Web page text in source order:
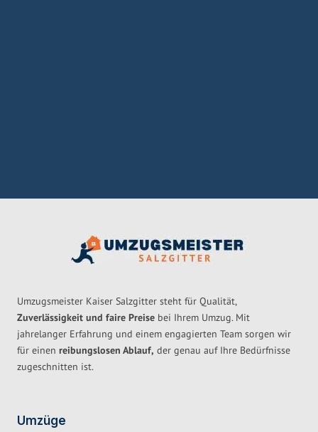
Umzugsmeister Kaiser Salzgitter steht für Qualität,
Zuverlässigkeit und faire Preise bei Ihrem Umzug. Mit
jahrelanger Erfahrung und einem engagierten Team sorgen wir
für einen reibungslosen Ablauf, der genau auf Ihre Bedürfnisse
zugeschnitten ist.
Umzüge